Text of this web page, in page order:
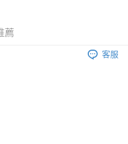
薦
客服